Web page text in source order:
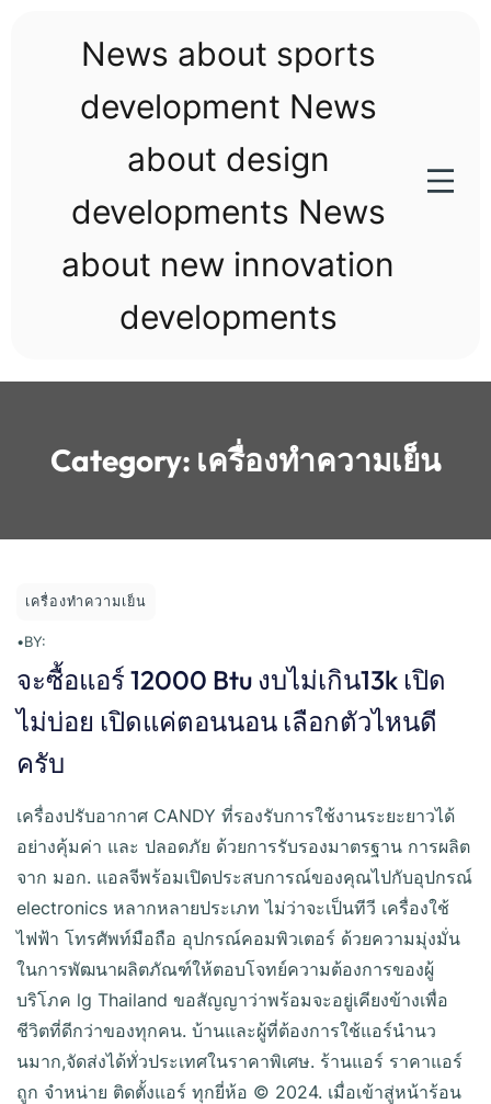
News about sports
development News
about design
developments News
about new innovation
developments
Category: เครื่องทำความเย็น
เครื่องทำความเย็น
•BY:
จะซื้อแอร์ 12000 Btu งบไม่เกิน13k เปิด
ไม่บ่อย เปิดแค่ตอนนอน เลือกตัวไหนดี
ครับ
เครื่องปรับอากาศ CANDY ที่รองรับการใช้งานระยะยาวได้
อย่างคุ้มค่า และ ปลอดภัย ด้วยการรับรองมาตรฐาน การผลิต
จาก มอก. แอลจีพร้อมเปิดประสบการณ์ของคุณไปกับอุปกรณ์
electronics หลากหลายประเภท ไม่ว่าจะเป็นทีวี เครื่องใช้
ไฟฟ้า โทรศัพท์มือถือ อุปกรณ์คอมพิวเตอร์ ด้วยความมุ่งมั่น
ในการพัฒนาผลิตภัณฑ์ให้ตอบโจทย์ความต้องการของผู้
บริโภค lg Thailand ขอสัญญาว่าพร้อมจะอยู่เคียงข้างเพื่อ
ชีวิตที่ดีกว่าของทุกคน. บ้านและผู้ที่ต้องการใช้แอร์นำนว
นมาก,จัดส่งได้ทั่วประเทศในราคาพิเศษ. ร้านแอร์ ราคาแอร์
ถูก จำหน่าย ติดตั้งแอร์ ทุกยี่ห้อ © 2024. เมื่อเข้าสู่หน้าร้อน